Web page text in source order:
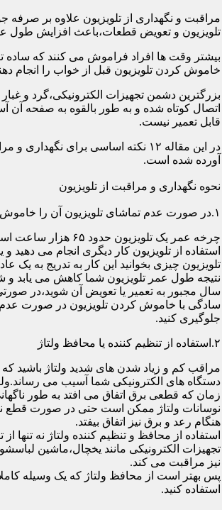
مراقبت و نگهداری از تلویزیون علاوه بر صرفه
تلویزیون و تعویض قطعات،باعث افزایش طول
بیشتر وقت ها افراد فراموش می کنند که ساده
خاموش کردن تلویزیون قبل از خواب را انجام
بزرگترین دشمن تجهیزات الکترونیکی،گرد و
اتصال کوتاه شده و به طور بالقوه به صفحه آن
قابل تعمیر نیست.
در این مقاله ۱۲ نکته اساسی برای
آورده شده است.
نحوه نگهداری و مراقبت از تلویزیون
۱.در صورت عدم تماشای تلویزیون آن را خاموش کنید
چرخه عمر یک تلویزیون حدود
استفاده از تلویزیون کار دیگری انجام می دهید
تلویزیون چیزی بخوانید این کار به تدریج به یک
سال مجبور به تعمیر یا تعویض آن شوید،در
سادگی با خاموش کردن تلویزیون در صورت عدم
جلوگیری کنید.
۲.استفاده از تنظیم کننده یا محافظ ولتاژ
مراقب کم و زیاد شدن های شدید ولتاژ باشید که
دستگاه های الکترونیکی شما آسیب می
زمان که قطعی برق اتفاق می افتد به طور
نوسانات ولتاژ ممکن است حتی در صورت قطع
هنگام رعد و برق نیز اتفاق بیفتد.
استفاده از محافظ و تنظیم کننده ولتاژ نه تنها از
تجهیزات الکترونیکی مانند یخچال،ماشین
نیز مراقبت می کند.
پس بهتر است از محافظ ولتاژ که یک وسیله
استفاده کنید.